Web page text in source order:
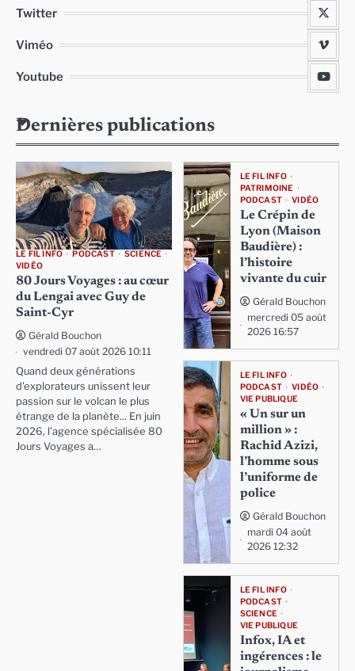
Twitter
Viméo
Youtube
Dernières publications
LE FIL INFO PODCAST
SCIENCE
VIDÉO
80 Jours Voyages : au cœur
du Lengai avec Guy de
Saint-Cyr
Gérald Bouchon
vendredi 07 août 2026 10:11
Quand deux générations
d'explorateurs unissent leur
passion sur le volcan le plus
étrange de la planète... En juin
2026, l'agence spécialisée 80
Jours Voyages a…
LE FIL INFO
PATRIMOINE
PODCAST
VIDÉO
Le Crépin de
Lyon (Maison
Baudière) :
l’histoire
vivante du cuir
Gérald Bouchon
mercredi 05 août
2026 16:57
LE FIL INFO
PODCAST
VIDÉO
VIE PUBLIQUE
« Un sur un
million » :
Rachid Azizi,
l’homme sous
l’uniforme de
police
Gérald Bouchon
mardi 04 août
2026 12:32
LE FIL INFO
PODCAST
SCIENCE
VIE PUBLIQUE
Infox, IA et
ingérences : le